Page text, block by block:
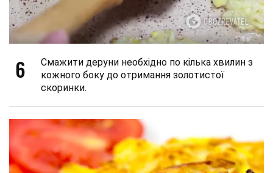
6
Смажити деруни необхідно по кілька хвилин з
кожного боку до отримання золотистої
скоринки.